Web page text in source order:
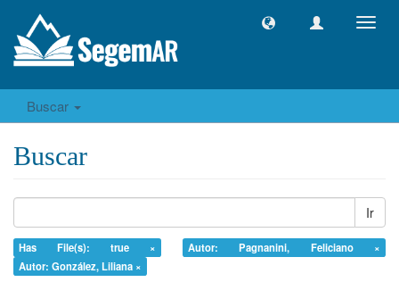
Buscar
Buscar
Ir
Has File(s): true ×
Autor: Pagnanini, Feliciano ×
Autor: González, Liliana ×